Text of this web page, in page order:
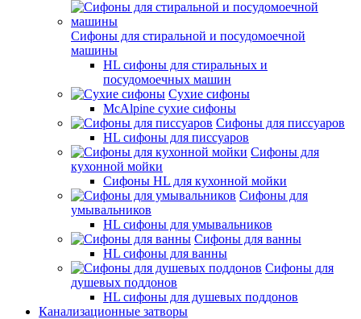
Сифоны для стиральной и посудомоечной
машины
HL сифоны для стиральных и
посудомоечных машин
Сухие сифоны
McAlpine сухие сифоны
Сифоны для писсуаров
HL сифоны для писсуаров
Сифоны для
кухонной мойки
Сифоны HL для кухонной мойки
Сифоны для
умывальников
HL сифоны для умывальников
Сифоны для ванны
HL сифоны для ванны
Сифоны для
душевых поддонов
HL сифоны для душевых поддонов
Канализационные затворы